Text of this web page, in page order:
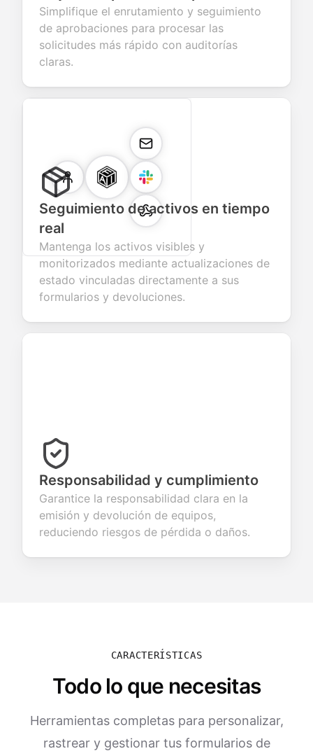
Simplifique el enrutamiento y seguimiento
de aprobaciones para procesar las
solicitudes más rápido con auditorías
claras.
Seguimiento de activos en tiempo
real
Mantenga los activos visibles y
monitorizados mediante actualizaciones de
estado vinculadas directamente a sus
formularios y devoluciones.
Responsabilidad y cumplimiento
Garantice la responsabilidad clara en la
emisión y devolución de equipos,
reduciendo riesgos de pérdida o daños.
CARACTERÍSTICAS
Todo lo que necesitas
Herramientas completas para personalizar,
rastrear y gestionar tus formularios de